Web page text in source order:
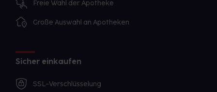
Freie Wahl der Apotheke
Große Auswahl an Apotheken
Sicher einkaufen
SSL-Verschlüsselung